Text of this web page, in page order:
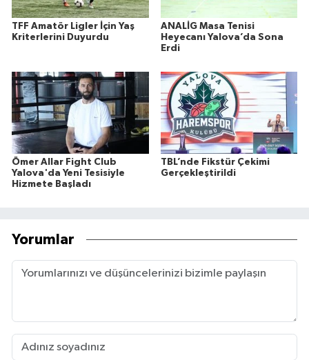
TFF Amatör Ligler İçin Yaş
Kriterlerini Duyurdu
ANALİG Masa Tenisi
Heyecanı Yalova’da Sona
Erdi
Ömer Allar Fight Club
Yalova'da Yeni Tesisiyle
Hizmete Başladı
TBL’nde Fikstür Çekimi
Gerçekleştirildi
Yorumlar